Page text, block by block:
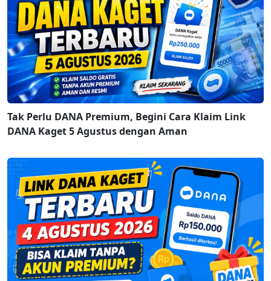
Tak Perlu DANA Premium, Begini Cara Klaim Link
DANA Kaget 5 Agustus dengan Aman